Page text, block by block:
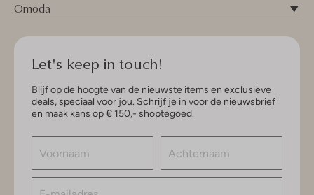
Omoda
Let's keep in touch!
Blijf op de hoogte van de nieuwste items en exclusieve
deals, speciaal voor jou. Schrijf je in voor de nieuwsbrief
en maak kans op € 150,- shoptegoed.